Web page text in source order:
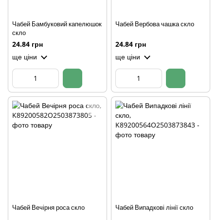
Чабей Бамбуковий капелюшок
скло
24.84 грн
ще ціни
Чабей Вербова чашка скло
24.84 грн
ще ціни
Чабей Вечірня роса скло Чабей Випадкові лінії скло